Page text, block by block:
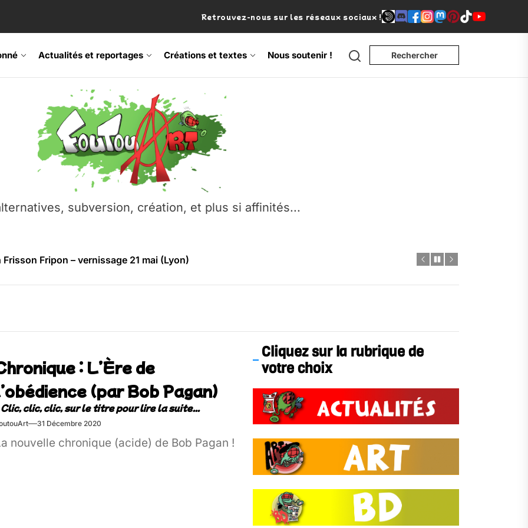
Retrouvez-nous sur les réseaux sociaux !
Actualités et reportages Créations et textes Nous soutenir ! Search Rechercher
subversion, création, et plus si affinités...
Frisson Fripon – vernissage 21 mai (Lyon)
Festival – Samedi 18 juillet (Vaulx-en-Velin)
– Ŝtono, un livre réalisé par Michaël Moretti & Pierre Lacôte
contre l’A412 à l’Établi (Haute-Savoie)
Fripon – vernissage 21 mai (Lyon)
Festival – Samedi 18 juillet (Vaulx-en-Velin)
: L’Ère de
(par Bob Pagan)
31 Décembre 2020
nouvelle chronique (acide) de Bob Pagan !
Cliquez sur la rubrique de
votre choix